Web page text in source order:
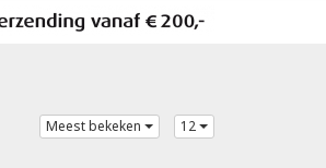
Meest bekeken 12